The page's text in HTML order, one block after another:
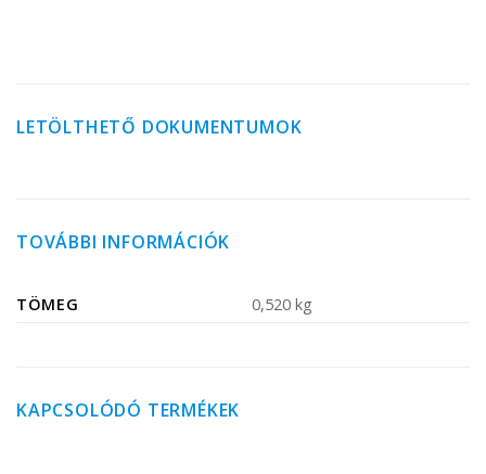
LETÖLTHETŐ DOKUMENTUMOK
TOVÁBBI INFORMÁCIÓK
TÖMEG 0,520 kg
KAPCSOLÓDÓ TERMÉKEK